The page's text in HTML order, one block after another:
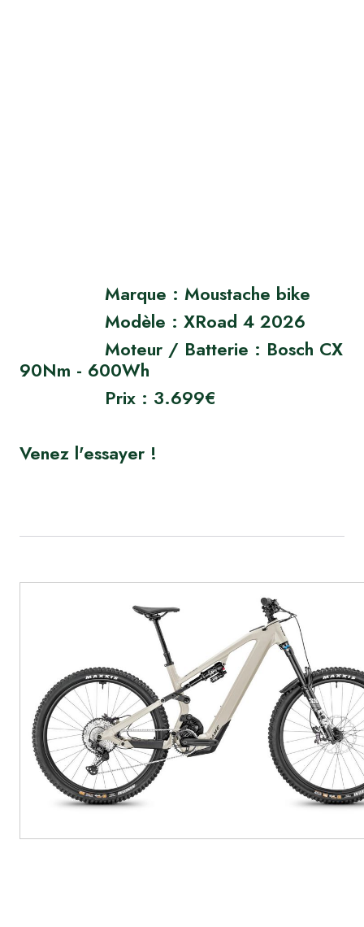
Marque : Moustache bike
Modèle : XRoad 4 2026
Moteur / Batterie : Bosch CX
90Nm - 600Wh
Prix : 3.699€
Venez l'essayer !